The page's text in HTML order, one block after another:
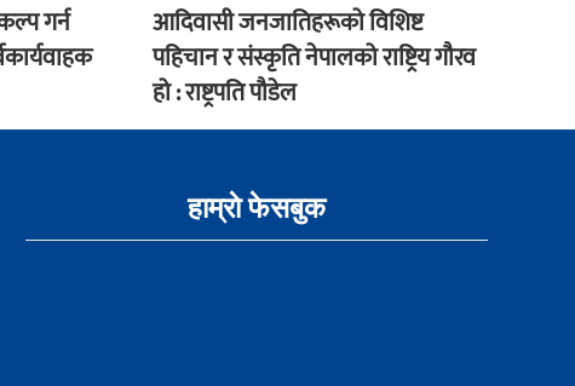
गर्न
आदिवासी जनजातिहरूको विशिष्ट
पहिचान र संस्कृति नेपालको राष्ट्रिय गौरव
हो : राष्ट्रपति पौडेल
हाम्राे फेसबुक